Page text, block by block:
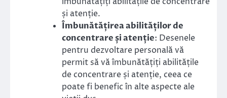
și atenție.
Îmbunătățirea abilităților de
concentrare și atenție: Desenele
pentru dezvoltare personală vă
permit să vă îmbunătățiți abilitățile
de concentrare și atenție, ceea ce
poate fi benefic în alte aspecte ale